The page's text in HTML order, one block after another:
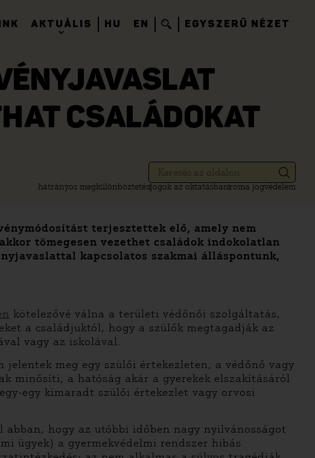
AKTUÁLIS HU EN EGYSZERŰ NÉZET
CSALÁDOKAT
hátrányos megkülönböztetésjogok az oktatásbanroma jogvédelem
terjesztettek elő, amely nem
tömegesen vezethet családok indokolatlan
kapcsolatos szakmai álláspontunk,
kötelezővé válna a területi védőnői szolgáltatás,
a családjuktól, hogy a szülők megtagadják az
vagy az iskolával.
meg egy szülői értekezleten, a védőnő vagy
minősíti, a hatóság akár a gyerekek elszakításáról
egy kimaradt szülői értekezlet vagy orvosi
hogy az utóbbi időben nagy nyilvánosságot
ügyek) a gyermekvédelmi rendszer hibás